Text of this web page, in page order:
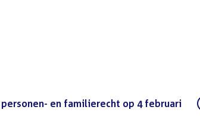
en familierecht op 4 februari